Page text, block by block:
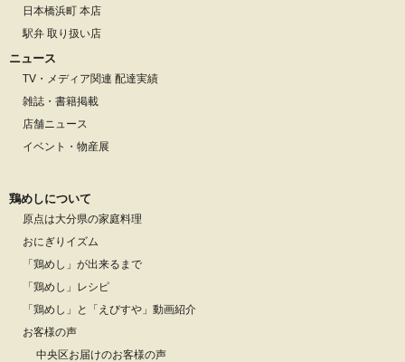
日本橋浜町 本店
駅弁 取り扱い店
ニュース
TV・メディア関連 配達実績
雑誌・書籍掲載
店舗ニュース
イベント・物産展
鶏めしについて
原点は大分県の家庭料理
おにぎりイズム
「鶏めし」が出来るまで
「鶏めし」レシピ
「鶏めし」と「えびすや」動画紹介
お客様の声
中央区お届けのお客様の声